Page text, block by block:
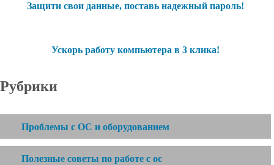
Защити свои данные, поставь надежный пароль!
Ускорь работу компьютера в 3 клика!
Рубрики
Проблемы с ОС и оборудованием
Полезные советы по работе с ос